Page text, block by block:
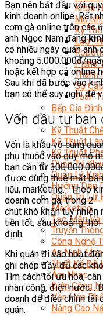
Khóa
Mc Nhí
Kỳ
Lập
Piano
Thanh
Sơ
Toán
Bếp Gia Đình
Trung Cấp CET
Kỹ Thuật
Kỹ Thuật
Kỹ Thuật
Quản Trị
Quản Lý
Hướng Dẫn
Quản Trị Lữ
Marketing
Tạo Mẫu
Truyền
Công Nghệ
An Ninh
Thiết Kế Đồ
Âm Nhạc
Điện Công
Văn Hóa
Nâng Cao
Bạn nên bắt đầu với
kinh doanh online. Rất
cơm gà online trên các
anh Ngọc Nam đang
có nhiều ngày quán anh
khoảng 5.000.000đ/
hoặc kết hợp cả online
Sau khi đã bước vào
bạn có thể suy nghĩ để
Vốn đầu tư ban
Vốn là khâu vô cùng
phụ thuộc vào quy mô
bạn cần từ
được dùng thuê mặt
liệu, marketing… Theo
doanh cơm gà, trong 2
chút khó khăn tuy
tiền tốt, sau khoảng
định.
Khi quán đi vào hoạt
ghi chép đầy đủ các
Tìm cách tối ưu hóa,
nhân công, điện nước…
doanh để điều chỉnh tài
quán.